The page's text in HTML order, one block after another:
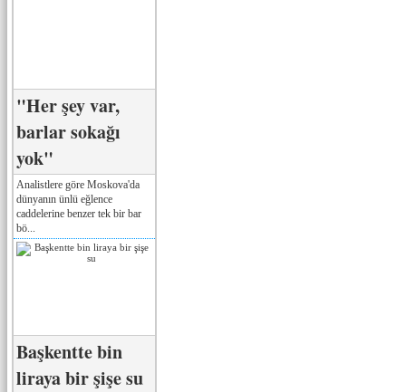
"Her şey var,
barlar sokağı
yok"
Analistlere göre Moskova'da
dünyanın ünlü eğlence
caddelerine benzer tek bir bar
bö...
Başkentte bin
liraya bir şişe su